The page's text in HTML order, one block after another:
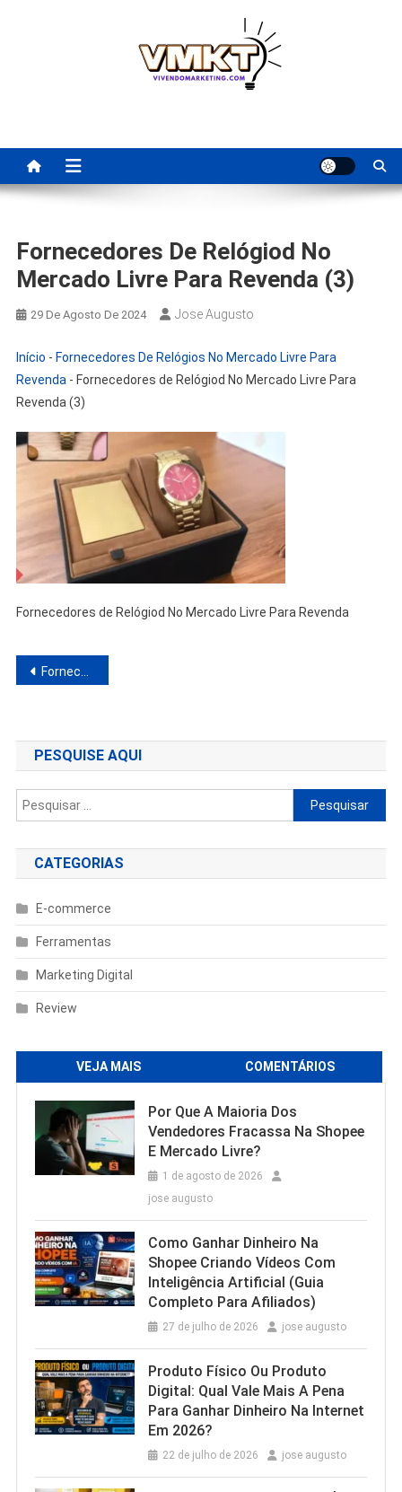
Para Revenda | Vivendo
Marketing
Fornecedores De Relógiod No
Mercado Livre Para Revenda (3)
29 De Agosto De 2024 Jose Augusto
Início - Fornecedores De Relógios No Mercado Livre Para
Revenda - Fornecedores de Relógiod No Mercado Livre Para
Revenda (3)
Fornecedores de Relógiod No Mercado Livre Para Revenda
Navegação
Post
Fornecedores De Relógios No Mercado Livre Para Revenda
PESQUISE AQUI
Pesquisar
por:
CATEGORIAS
E-commerce
Ferramentas
Marketing Digital
Review
VEJA MAIS COMENTÁRIOS
Por Que A Maioria Dos
Vendedores Fracassa Na Shopee
E Mercado Livre?
1 de agosto de 2026
jose augusto
Como Ganhar Dinheiro Na
Shopee Criando Vídeos Com
Inteligência Artificial (Guia
Completo Para Afiliados)
27 de julho de 2026 jose augusto
Produto Físico Ou Produto
Digital: Qual Vale Mais A Pena
Para Ganhar Dinheiro Na Internet
Em 2026?
22 de julho de 2026 jose augusto